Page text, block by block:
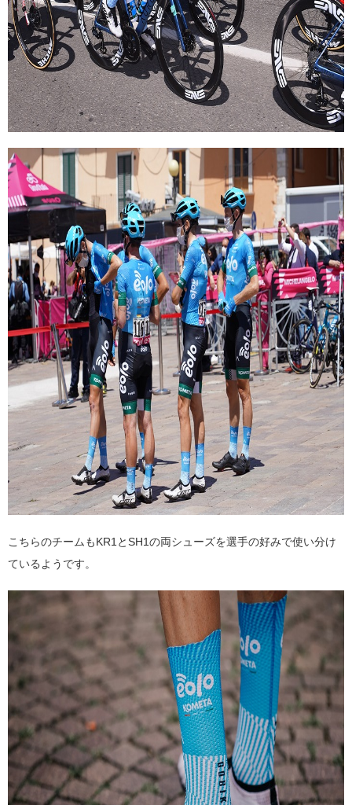
こちらのチームもKR1とSH1の両シューズを選手の好みで使い分け
ているようです。